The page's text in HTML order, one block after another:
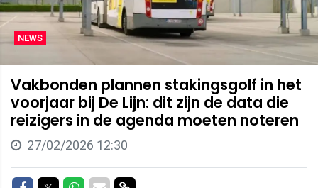
NEWS
Vakbonden plannen stakingsgolf in het
voorjaar bij De Lijn: dit zijn de data die
reizigers in de agenda moeten noteren
27/02/2026 12:30